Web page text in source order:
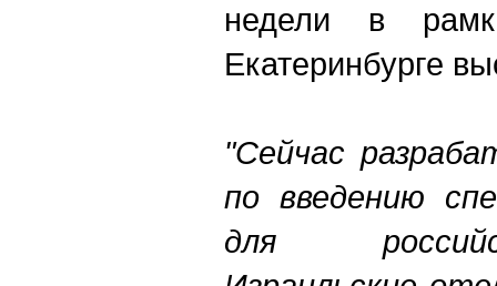
недели в
Екатеринбурге
"Сейчас
по введению
для